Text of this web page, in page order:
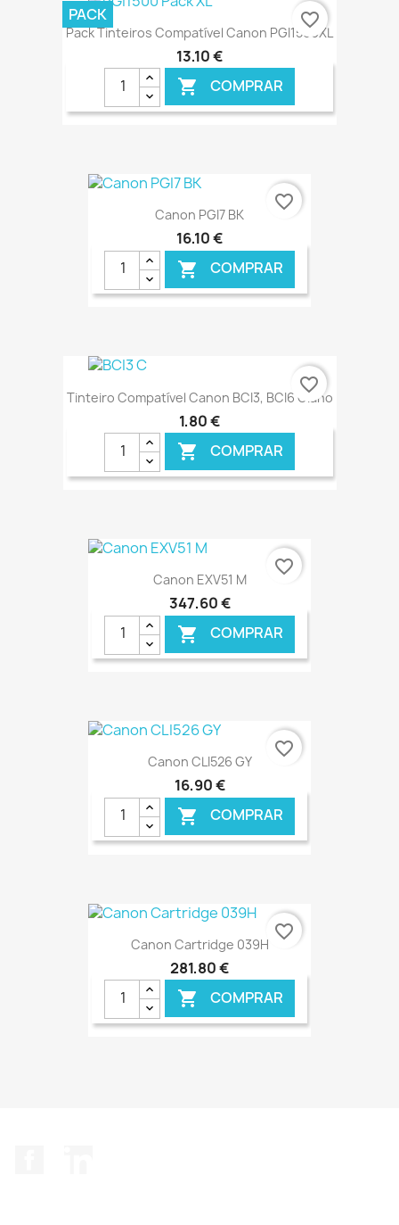
€ ONLINE
Pack Tinteiros Compatível Canon PGI1500XL
13,10 €
 COMPRAR
€ ONLINE
PACK favorite_border
Canon PGI7 BK
16,10 €
 COMPRAR
€ ONLINE
favorite_border
Tinteiro Compatível Canon BCI3, BCI6 Ciano
1,80 €
 COMPRAR
€ ONLINE
favorite_border
Canon EXV51 M
347,60 €
 COMPRAR
€ ONLINE
favorite_border
Canon CLI526 GY
16,90 €
 COMPRAR
€ ONLINE
favorite_border
Canon Cartridge 039H
281,80 €
 COMPRAR
favorite_border